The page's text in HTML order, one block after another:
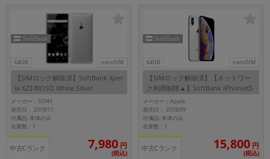
64GB nanoSIM
【SIMロック解除済】SoftBank Xper
ia XZ3 801SO White Silver
メーカー：SONY
発売日： 2018/11
付属品: 本体のみ
在庫数：1
中古Cランク 7,980 円
(税込)
64GB nanoSIM
【SIMロック解除済】【ネットワー
ク利用制限▲】SoftBank iPhoneXS
A2098 (MTAX2J/A) 64GB シルバー
メーカー：Apple
発売日： 2018/09
付属品: 本体のみ
在庫数：1
中古Cランク 15,800 円
(税込)